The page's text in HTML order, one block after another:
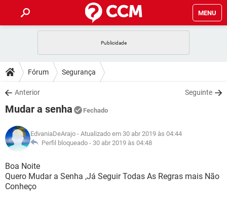
MENU
CELULAR
OUTLOOK
INSTAGRAM
GUIA DE COMPRAS
DICAS
JOGOS
INSTAGRAM GMAIL
GUIA DE COMPRAS
DOWNLOADS
JOGOS
CELULAR
OUTLOOK EXCEL
INSTAGRAM
GUIA DE COMPRAS
JOGOS WHATSAPP
CELULAR
OUTLOOK
INSTAGRAM
GLOSSÁRIO
JOGOS
CELULAR FACEBOOK
Fórum Segurança
Anterior Seguinte
Mudar a senha Fechado
EdvaniaDeArajo - Atualizado em 30 abr 2019 às 04:44
Perfil bloqueado - 30 abr 2019 às 04:48
Boa Noite
Quero Mudar a Senha ,Já Seguir Todas As Regras mais Não
Conheço